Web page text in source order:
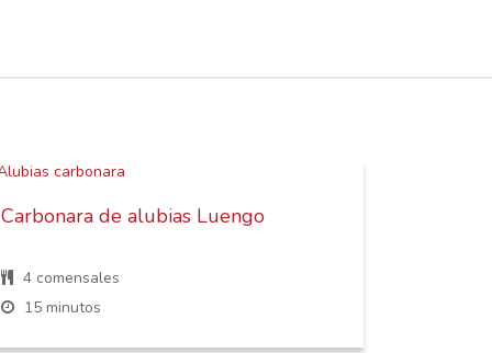
Carbonara de alubias Luengo
4 comensales
15 minutos